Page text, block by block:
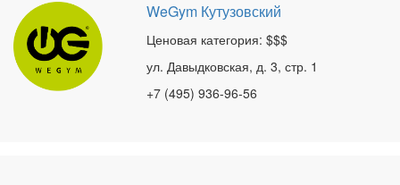
WeGym Кутузовский
Ценовая категория: $$$
ул. Давыдковская, д. 3, стр. 1
+7 (495) 936-96-56